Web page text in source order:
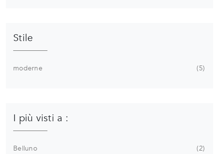
Stile
moderne 5
I più visti a :
Belluno
2